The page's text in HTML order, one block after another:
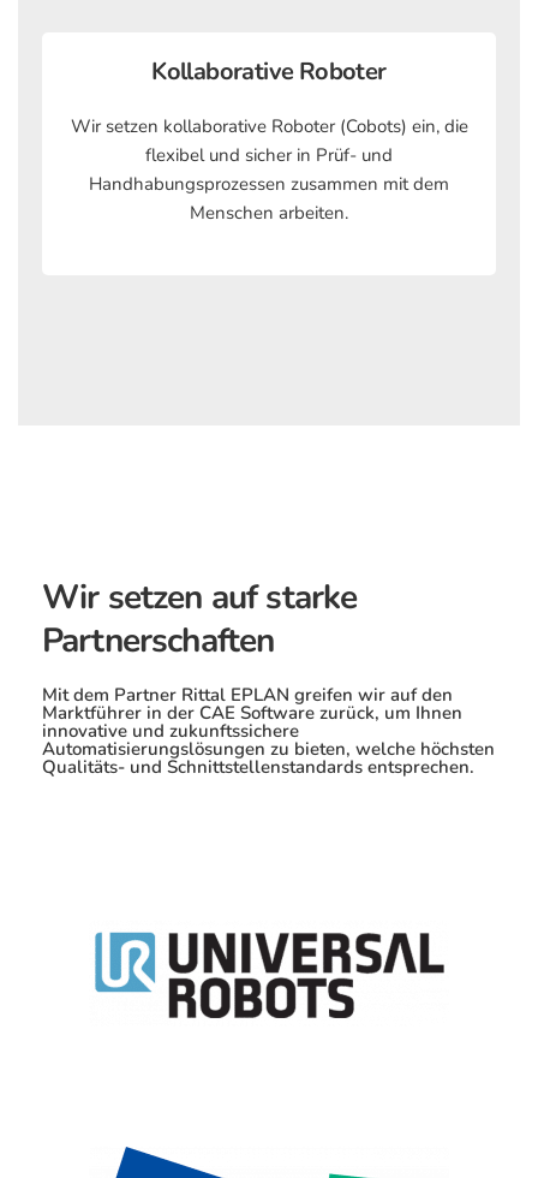
Kollaborative Roboter
Wir setzen kollaborative Roboter (Cobots) ein, die
flexibel und sicher in Prüf- und
Handhabungsprozessen zusammen mit dem
Menschen arbeiten.
Wir setzen auf starke
Partnerschaften
Mit dem Partner Rittal EPLAN greifen wir auf den
Marktführer in der CAE Software zurück, um Ihnen
innovative und zukunftssichere
Automatisierungslösungen zu bieten, welche höchsten
Qualitäts- und Schnittstellenstandards entsprechen.